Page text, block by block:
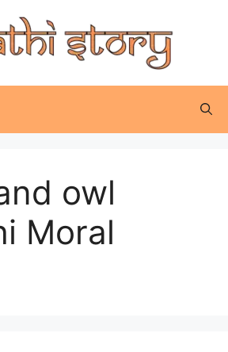
owl
Moral